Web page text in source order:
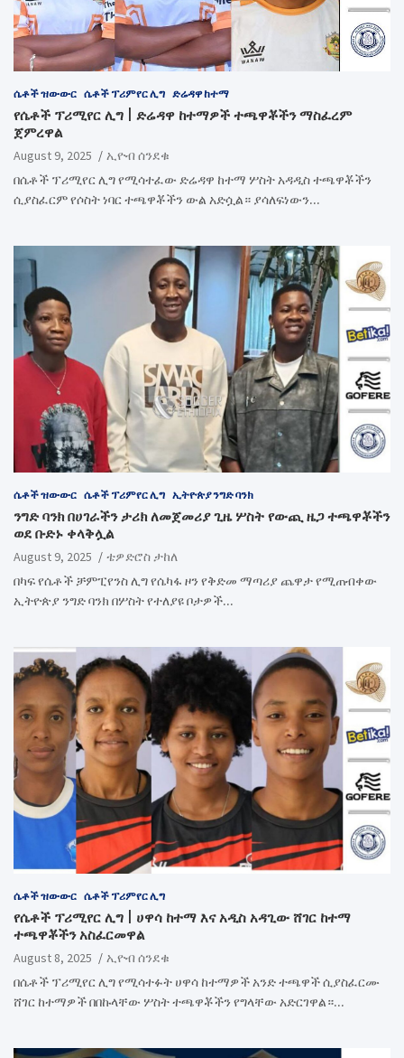
ሴቶች ዝውውር ሴቶች ፕሪምየር ሊግ ድሬዳዋ ከተማ
የሴቶች ፕሪሚየር ሊግ | ድሬዳዋ ከተማዎች ተጫዋቾችን ማስፈረም
ጀምረዋል
August 9, 2025
ኢዮብ ሰንደቁ
በሴቶች ፕሪሚየር ሊግ የሚሳተፈው ድሬዳዋ ከተማ ሦስት አዳዲስ ተጫዋቾችን
ሲያስፈርም የሶስት ነባር ተጫዋቾችን ውል አድሷል። ያሳለፍነውን…
ሴቶች ዝውውር ሴቶች ፕሪምየር ሊግ ኢትዮጵያ ንግድ ባንክ
ንግድ ባንክ በሀገራችን ታሪክ ለመጀመሪያ ጊዜ ሦስት የውጪ ዜጋ ተጫዋቾችን
ወደ ቡድኑ ቀላቅሏል
August 9, 2025
ቴዎድሮስ ታከለ
በካፍ የሴቶች ቻምፒየንስ ሊግ የሴካፋ ዞን የቅድመ ማጣሪያ ጨዋታ የሚጠብቀው
ኢትዮጵያ ንግድ ባንክ በሦስት የተለያዩ ቦታዎች…
ሴቶች ዝውውር ሴቶች ፕሪምየር ሊግ
የሴቶች ፕሪሚየር ሊግ | ሀዋሳ ከተማ እና አዲስ አዳጊው ሸገር ከተማ
ተጫዋቾችን አስፈርመዋል
August 8, 2025
ኢዮብ ሰንደቁ
በሴቶች ፕሪሚየር ሊግ የሚሳተፉት ሀዋሳ ከተማዎች አንድ ተጫዋች ሲያስፈርሙ
ሸገር ከተማዎች በበኩላቸው ሦስት ተጫዋቾችን የግላቸው አድርገዋል።…